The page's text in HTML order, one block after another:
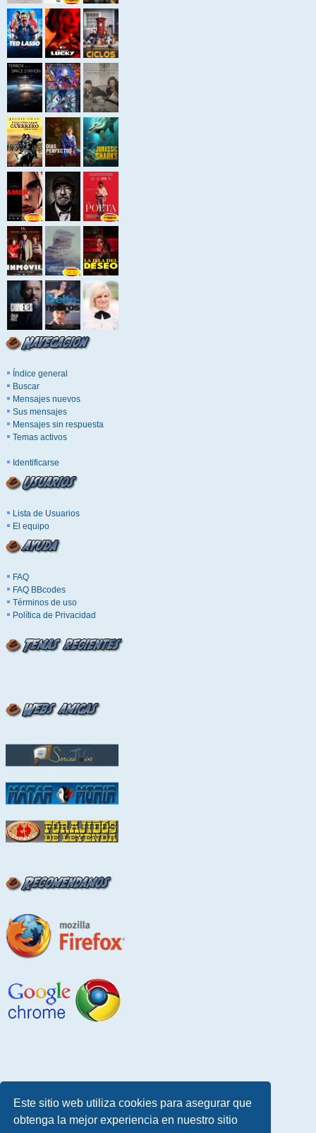
Este sitio web utiliza cookies para asegurar que
obtenga la mejor experiencia en nuestro sitio
Índice general
Buscar
Mensajes nuevos
Sus mensajes
Mensajes sin respuesta
Temas activos
Identificarse
Lista de Usuarios
El equipo
FAQ
FAQ BBcodes
Términos de uso
Política de Privacidad